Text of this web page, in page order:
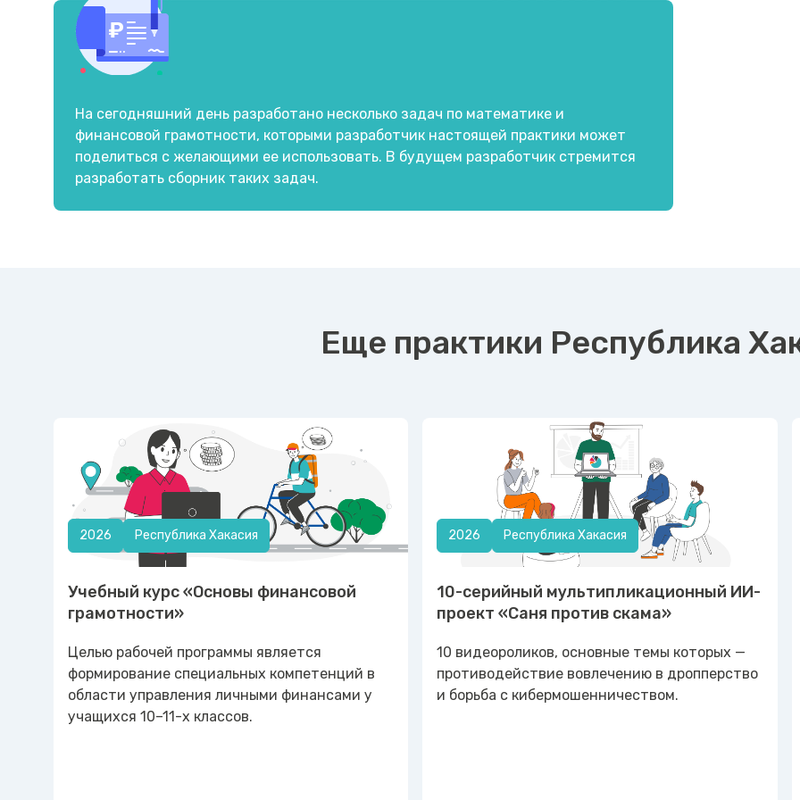
На сегодняшний день разработано несколько задач по математике и
финансовой грамотности, которыми разработчик настоящей практики может
поделиться с желающими ее использовать. В будущем разработчик стремится
разработать сборник таких задач.
Еще практики Республика
2026 Республика Хакасия
Учебный курс «Основы финансовой
грамотности»
Целью рабочей программы является
формирование специальных компетенций в
области управления личными финансами у
учащихся 10–11-х классов.
2026 Республика Хакасия
10-серийный мультипликационный ИИ-
проект «Саня против скама»
10 видеороликов, основные темы которых —
противодействие вовлечению в дропперство
и борьба с кибермошенничеством.